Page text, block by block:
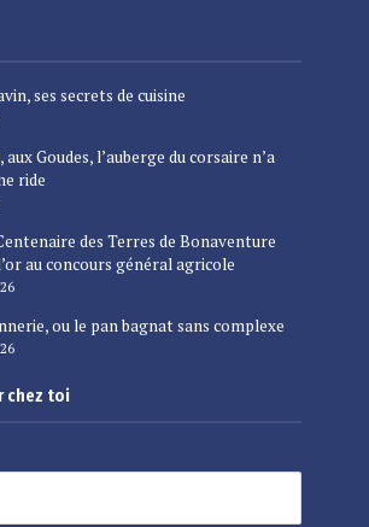
ses secrets de cuisine
aux Goudes, l’auberge du corsaire n’a
ride
des Terres de Bonaventure
au concours général agricole
ou le pan bagnat sans complexe
chez toi